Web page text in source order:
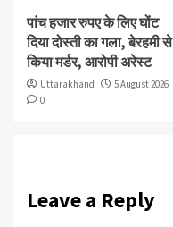
पांच हजार रुपए के लिए घोंट
दिया दोस्ती का गला, बेरहमी से
किया मर्डर, आरोपी अरेस्ट
Uttarakhand
5 August 2026
0
Leave a Reply